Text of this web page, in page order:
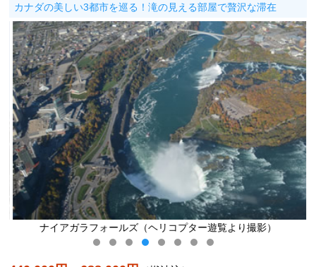
カナダの美しい3都市を巡る！滝の見える部屋で贅沢な滞在
ナイアガラフォールズ（ヘリコプター遊覧より撮影）